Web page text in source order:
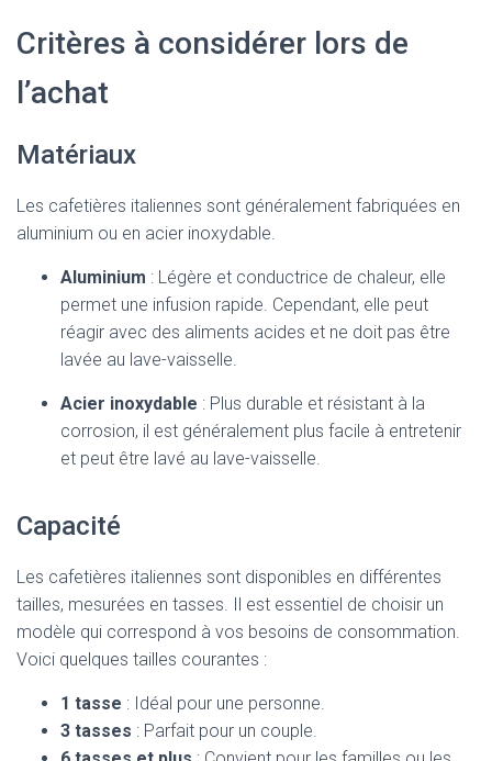
Critères à considérer lors de
l’achat
Matériaux
Les cafetières italiennes sont généralement fabriquées en
aluminium ou en acier inoxydable.
Aluminium : Légère et conductrice de chaleur, elle
permet une infusion rapide. Cependant, elle peut
réagir avec des aliments acides et ne doit pas être
lavée au lave-vaisselle.
Acier inoxydable : Plus durable et résistant à la
corrosion, il est généralement plus facile à entretenir
et peut être lavé au lave-vaisselle.
Capacité
Les cafetières italiennes sont disponibles en différentes
tailles, mesurées en tasses. Il est essentiel de choisir un
modèle qui correspond à vos besoins de consommation.
Voici quelques tailles courantes :
1 tasse : Idéal pour une personne.
3 tasses : Parfait pour un couple.